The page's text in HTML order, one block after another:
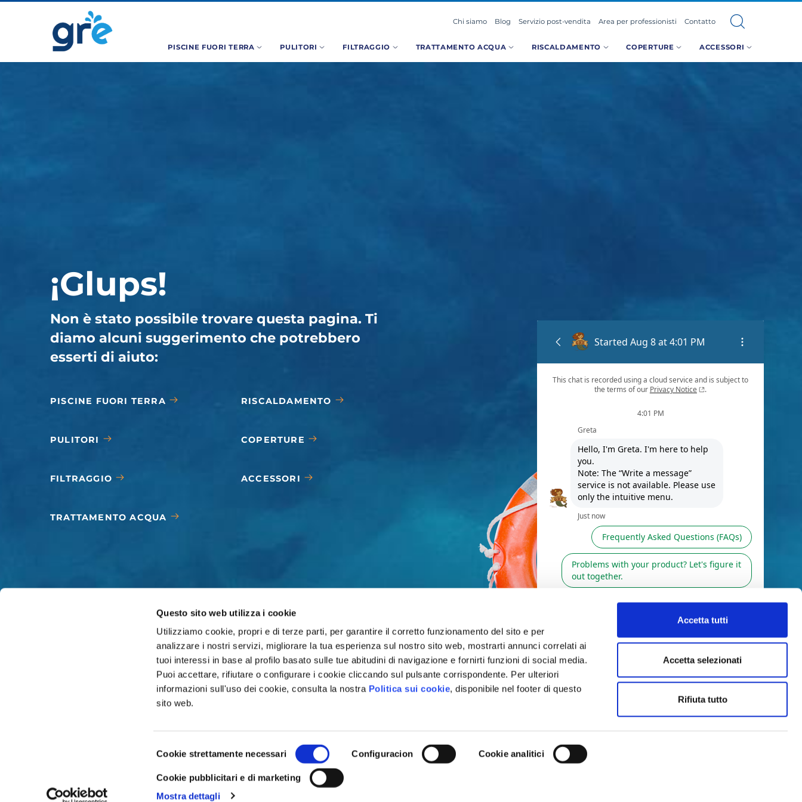
Questo sito web utilizza i cookie
Utilizziamo cookie, propri e di terze parti, per garantire il corretto funzionamento del sito e per
analizzare i nostri servizi, migliorare la tua esperienza sul nostro sito web, mostrarti annunci correlati ai
tuoi interessi in base al profilo basato sulle tue abitudini di navigazione e fornirti funzioni di social media.
Puoi accettare, rifiutare o configurare i cookie cliccando sul pulsante corrispondente. Per ulteriori
informazioni sull'uso dei cookie, consulta la nostra Politica sui cookie, disponibile nel footer di questo
sito web.
del
consenso
Cookie strettamente necessari Configuracion Cookie analitici
Cookie pubblicitari e di marketing
Mostra dettagli
Accetta tutti
Accetta selezionati
Rifiuta tutto
PISCINE FUORI TERRA PULITORI FILTRAGGIO TRATTAMENTO ACQUA RISCALDAMENTO COPERTURE ACCESSORI
Chi siamo Blog Servizio post-vendita Area per professionisti Contatto
¡Glups!
Non è stato possibile trovare questa pagina. Ti
diamo alcuni suggerimento che potrebbero
esserti di aiuto:
PISCINE FUORI TERRA
PULITORI
FILTRAGGIO
TRATTAMENTO ACQUA
RISCALDAMENTO
COPERTURE
ACCESSORI
Trova il nostro rivenditore più vicino